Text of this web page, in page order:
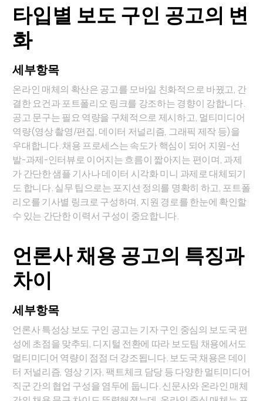
타입별 보도 구인 공고의 변
화
세부항목
온라인 매체의 확산은 공고를 모바일 친화적으로 바꿨고, 간
결한 요건과 포트폴리오 링크를 강조하는 경향이 강합니다.
공고 문구는 필요 역량을 구체적으로 제시하고, 멀티미디어
역량(영상 촬영/편집, 데이터 저널리즘, 그래픽 제작 등)을
우대합니다. 채용 프로세스는 속도가 핵심이 되어 지원-선
발-과제-인터뷰로 이어지는 흐름이 짧아지는 편이며, 과제
가 간단한 샘플 기사나 데이터 시각화 미니 과제로 대체되기
도 합니다. 실무 팁으로는 포지션 정의를 명확히 하고, 포트폴
리오를 기사별 링크로 구성하며, 지원 경로를 한눈에 확인할
수 있는 간단한 이력서 구성이 중요합니다.
언론사 채용 공고의 특징과
차이
세부항목
언론사 특성상 보도 구인 공고는 기자 구인 중심의 보도국 편
성에 초점을 맞추되, 디지털 전환에 따라 보도팀 채용에서도
멀티미디어 역량이 점점 더 강조됩니다. 보도국 채용은 데이
터 저널리즘, 영상 기자, 팩트체크 담당 등 다양한 멀티미디어
직군 간의 협업 구성을 염두에 둡니다. 신문사와 온라인 매체